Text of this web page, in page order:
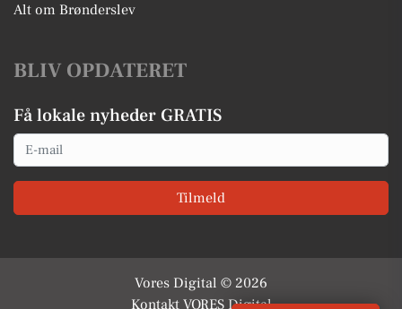
Alt om Brønderslev
BLIV OPDATERET
Få lokale nyheder GRATIS
Email
Tilmeld
Vores Digital © 2026
Kontakt VORES Digital